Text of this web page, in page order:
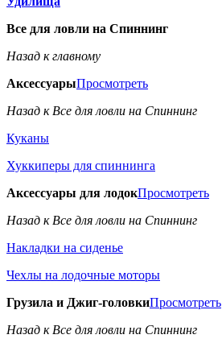
Все для ловли на Спиннинг
Назад к главному
АксессуарыПросмотреть
Назад к Все для ловли на Спиннинг
Куканы
Хуккиперы для спиннинга
Аксессуары для лодокПросмотреть
Назад к Все для ловли на Спиннинг
Накладки на сиденье
Чехлы на лодочные моторы
Грузила и Джиг-головкиПросмотреть
Назад к Все для ловли на Спиннинг